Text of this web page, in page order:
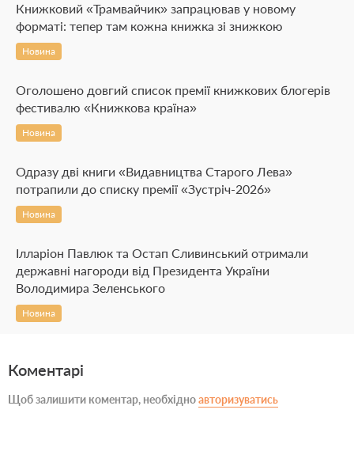
Книжковий «Трамвайчик» запрацював у новому
форматі: тепер там кожна книжка зі знижкою
Новина
Оголошено довгий список премії книжкових блогерів
фестивалю «Книжкова країна»
Новина
Одразу дві книги «Видавництва Старого Лева»
потрапили до списку премії «Зустріч-2026»
Новина
Ілларіон Павлюк та Остап Сливинський отримали
державні нагороди від Президента України
Володимира Зеленського
Новина
Коментарі
Щоб залишити коментар, необхідноавторизуватись